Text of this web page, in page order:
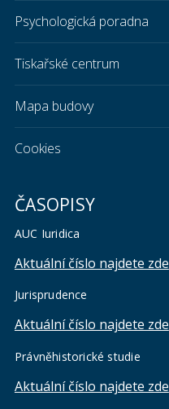
Psychologická poradna
Tiskařské centrum
Mapa budovy
Cookies
ČASOPISY
AUC Iuridica
Aktuální číslo najdete zde
Jurisprudence
Aktuální číslo najdete zde
Právněhistorické studie
Aktuální číslo najdete zde